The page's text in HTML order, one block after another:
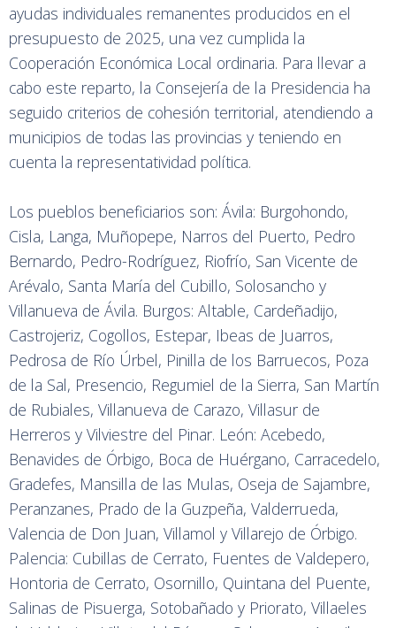
ayudas individuales remanentes producidos en el
presupuesto de 2025, una vez cumplida la
Cooperación Económica Local ordinaria. Para llevar a
cabo este reparto, la Consejería de la Presidencia ha
seguido criterios de cohesión territorial, atendiendo a
municipios de todas las provincias y teniendo en
cuenta la representatividad política.
Los pueblos beneficiarios son: Ávila: Burgohondo,
Cisla, Langa, Muñopepe, Narros del Puerto, Pedro
Bernardo, Pedro-Rodríguez, Riofrío, San Vicente de
Arévalo, Santa María del Cubillo, Solosancho y
Villanueva de Ávila. Burgos: Altable, Cardeñadijo,
Castrojeriz, Cogollos, Estepar, Ibeas de Juarros,
Pedrosa de Río Úrbel, Pinilla de los Barruecos, Poza
de la Sal, Presencio, Regumiel de la Sierra, San Martín
de Rubiales, Villanueva de Carazo, Villasur de
Herreros y Vilviestre del Pinar. León: Acebedo,
Benavides de Órbigo, Boca de Huérgano, Carracedelo,
Gradefes, Mansilla de las Mulas, Oseja de Sajambre,
Peranzanes, Prado de la Guzpeña, Valderrueda,
Valencia de Don Juan, Villamol y Villarejo de Órbigo.
Palencia: Cubillas de Cerrato, Fuentes de Valdepero,
Hontoria de Cerrato, Osornillo, Quintana del Puente,
Salinas de Pisuerga, Sotobañado y Priorato, Villaeles